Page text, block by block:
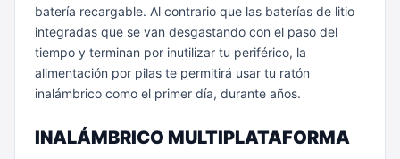
batería recargable. Al contrario que las baterías de litio
integradas que se van desgastando con el paso del
tiempo y terminan por inutilizar tu periférico, la
alimentación por pilas te permitirá usar tu ratón
inalámbrico como el primer día, durante años.
INALÁMBRICO MULTIPLATAFORMA